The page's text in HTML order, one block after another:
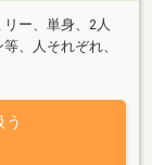
ー、単身、2人
、人それぞれ、
住まいを検討す
私たちは不動産
送って頂くお手
市東区で生活